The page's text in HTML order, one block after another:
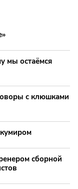
мы остаёмся
с клюшками
сборной